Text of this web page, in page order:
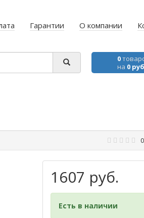
Гарантии О компании
0
на 0
1607 руб.
Есть в наличии